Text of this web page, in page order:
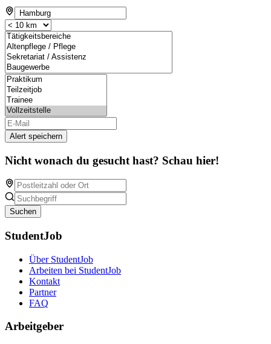
Alert speichern
Nicht wonach du gesucht hast? Schau hier!
Suchen
StudentJob
Über StudentJob
Arbeiten bei StudentJob
Kontakt
Partner
FAQ
Arbeitgeber